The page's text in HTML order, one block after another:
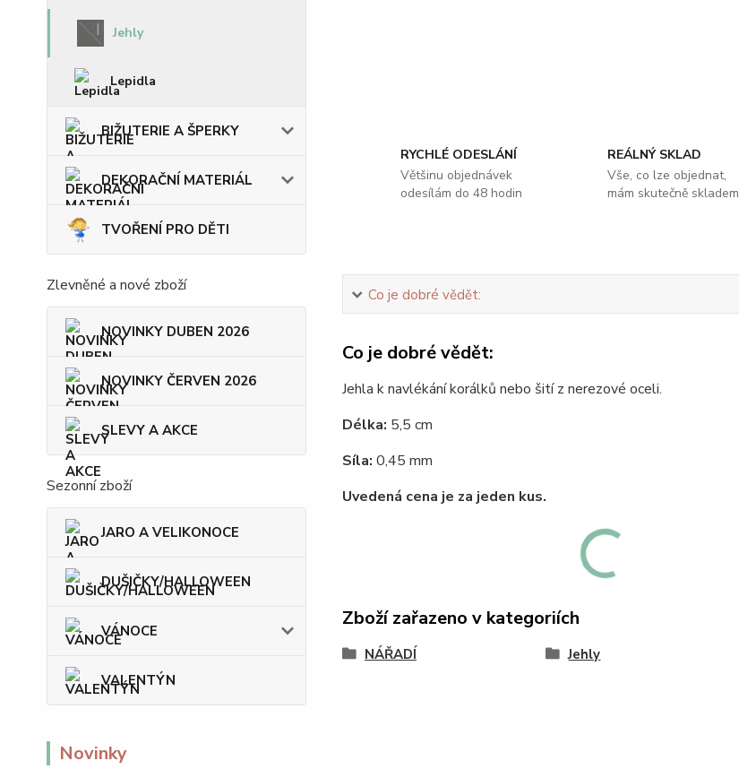
Jehly
Lepidla
BIŽUTERIE A ŠPERKY
DEKORAČNÍ MATERIÁL
TVOŘENÍ PRO DĚTI
Zlevněné a nové zboží
NOVINKY DUBEN 2026
NOVINKY ČERVEN 2026
SLEVY A AKCE
Sezonní zboží
JARO A VELIKONOCE
DUŠIČKY/HALLOWEEN
VÁNOCE
VALENTÝN
Novinky
RYCHLÉ ODESLÁNÍ
Většinu objednávek
odesílám do 48 hodin
REÁLNÝ SKLAD
Vše, co lze objednat,
mám skutečně skladem
Co je dobré vědět:
Co je dobré vědět:
Jehla k navlékání korálků nebo šití z nerezové oceli.
Délka: 5,5 cm
Síla: 0,45 mm
Uvedená cena je za jeden kus.
Zboží zařazeno v kategoriích
NÁŘADÍ Jehly